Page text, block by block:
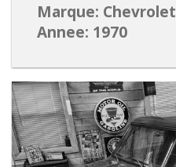
Marque: Chevrolet
Annee: 1970